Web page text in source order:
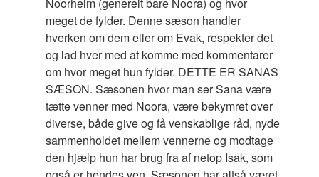
Noorhelm (generelt bare Noora) og hvor
meget de fylder. Denne sæson handler
hverken om dem eller om Evak, respekter det
og lad hver med at komme med kommentarer
om hvor meget hun fylder. DETTE ER SANAS
SÆSON. Sæsonen hvor man ser Sana være
tætte venner med Noora, være bekymret over
diverse, både give og få venskablige råd, nyde
sammenholdet mellem vennerne og modtage
den hjælp hun har brug fra af netop Isak, som